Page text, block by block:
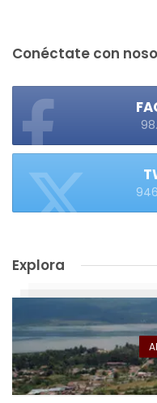
Conéctate con
Explora